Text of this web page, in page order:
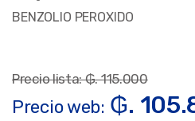
BENZOLIO PEROXIDO
Precio lista: ₲. 115.000
Precio web: ₲.